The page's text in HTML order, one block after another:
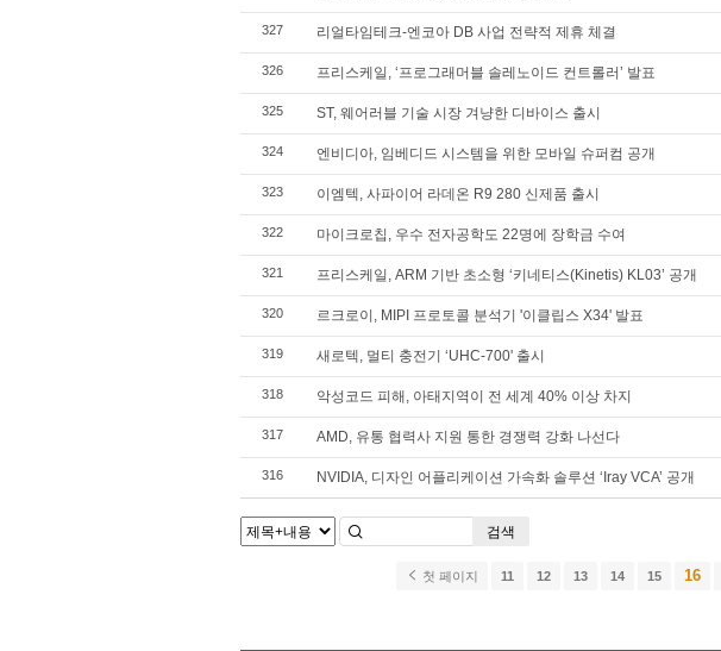
327 리얼타임테크-엔코아 DB 사업 전략적 제휴 체결
326 프리스케일, ‘프로그래머블 솔레노이드 컨트롤러’ 발표
325 ST, 웨어러블 기술 시장 겨냥한 디바이스 출시
324 엔비디아, 임베디드 시스템을 위한 모바일 슈퍼컴 공개
323 이엠텍, 사파이어 라데온 R9 280 신제품 출시
322 마이크로칩, 우수 전자공학도 22명에 장학금 수여
321 프리스케일, ARM 기반 초소형 ‘키네티스(Kinetis) KL03’ 공개
320 르크로이, MIPI 프로토콜 분석기 '이클립스 X34' 발표
319 새로텍, 멀티 충전기 ‘UHC-700' 출시
318 악성코드 피해, 아태지역이 전 세계 40% 이상 차지
317 AMD, 유통 협력사 지원 통한 경쟁력 강화 나선다
316 NVIDIA, 디자인 어플리케이션 가속화 솔루션 ‘Iray VCA’ 공개
검색
첫 페이지 11 12 13 14 15 16